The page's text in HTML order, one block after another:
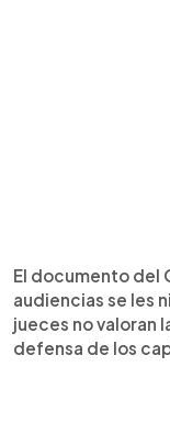
El documento del
audiencias se les
jueces no valoran
defensa de los